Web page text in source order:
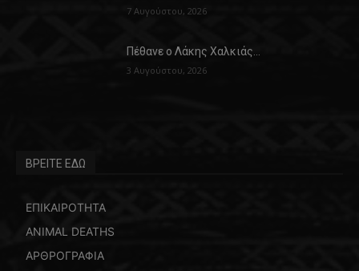
7 Αυγούστου, 2026
Πέθανε ο Λάκης Χαλκιάς…
3 Αυγούστου, 2026
ΒΡΕΙΤΕ ΕΔΩ
ΕΠΙΚΑΙΡΟΤΗΤΑ
ANIMAL DEATHS
ΑΡΘΡΟΓΡΑΦΙΑ